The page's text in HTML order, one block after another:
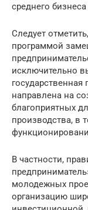
среднего
Следует
программой
исключительно
направлена на
благоприятных
производства, в
В частности,
молодежных
организацию